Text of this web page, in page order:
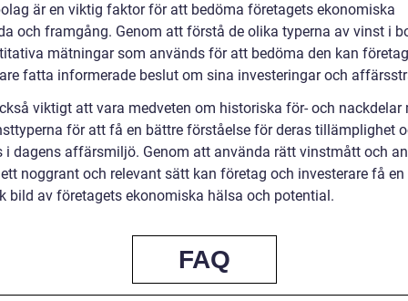
är en viktig faktor för att bedöma företagets ekonomiska
och framgång. Genom att förstå de olika typerna av vinst i
mätningar som används för att bedöma den kan
fatta informerade beslut om sina investeringar och
viktigt att vara medveten om historiska för- och nackdelar
för att få en bättre förståelse för deras tillämplighet
i dagens affärsmiljö. Genom att använda rätt vinstmått och
noggrant och relevant sätt kan företag och investerare få en
bild av företagets ekonomiska hälsa och potential.
FAQ